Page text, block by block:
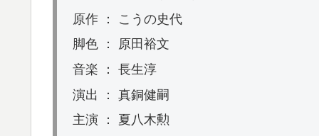
原作 ： こうの史代
脚色 ： 原田裕文
音楽 ： 長生淳
演出 ： 真銅健嗣
主演 ： 夏八木勲